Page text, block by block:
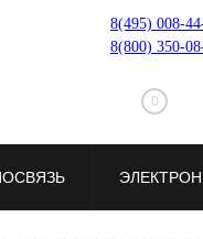
8(495) 008-
8(800) 350-
0